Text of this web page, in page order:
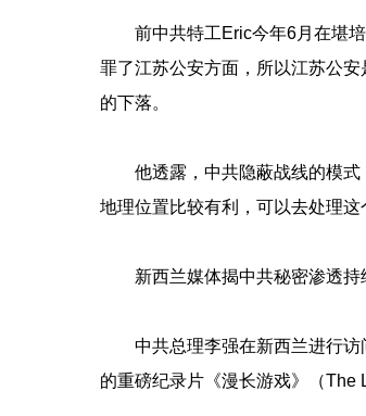
前中共特工Eric今年6月在堪
罪了江苏公安方面，所以江苏公
的下落。
他透露，中共隐蔽战线的模
地理位置比较有利，可以去处理
新西兰媒体揭中共秘密渗透持
中共总理李强在新西兰进行
的重磅纪录片《漫长游戏》（The